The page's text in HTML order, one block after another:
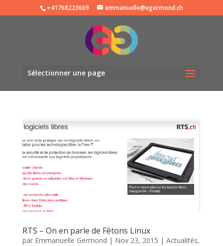
+41768223669 emmanuelle@egermond.ch
Sélectionner une page
RTS – On en parle de Fêtons Linux
par Emmanuelle Germond | Nov 23, 2015 | Actualités,